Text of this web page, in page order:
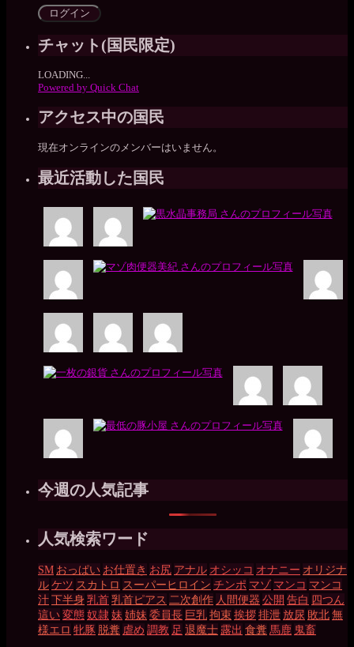
チャット(国民限定)
LOADING...
Powered by Quick Chat
アクセス中の国民
現在オンラインのメンバーはいません。
最近活動した国民
今週の人気記事
人気検索ワード
SM おっぱい お仕置き お尻 アナル オシッコ オナニー オリジナ
ルケツ スカトロ スーパーヒロイン チンポ マゾ マンコ マンコ
汁下半身乳首乳首ピアス 二次創作 人間便器 公開 告白 四つん
這い変態奴隷 妹姉妹委員長 巨乳拘束挨拶排泄 放尿 敗北無
様エロ 牝豚 脱糞 虐め 調教 足 退魔士 露出 食糞馬鹿 鬼畜